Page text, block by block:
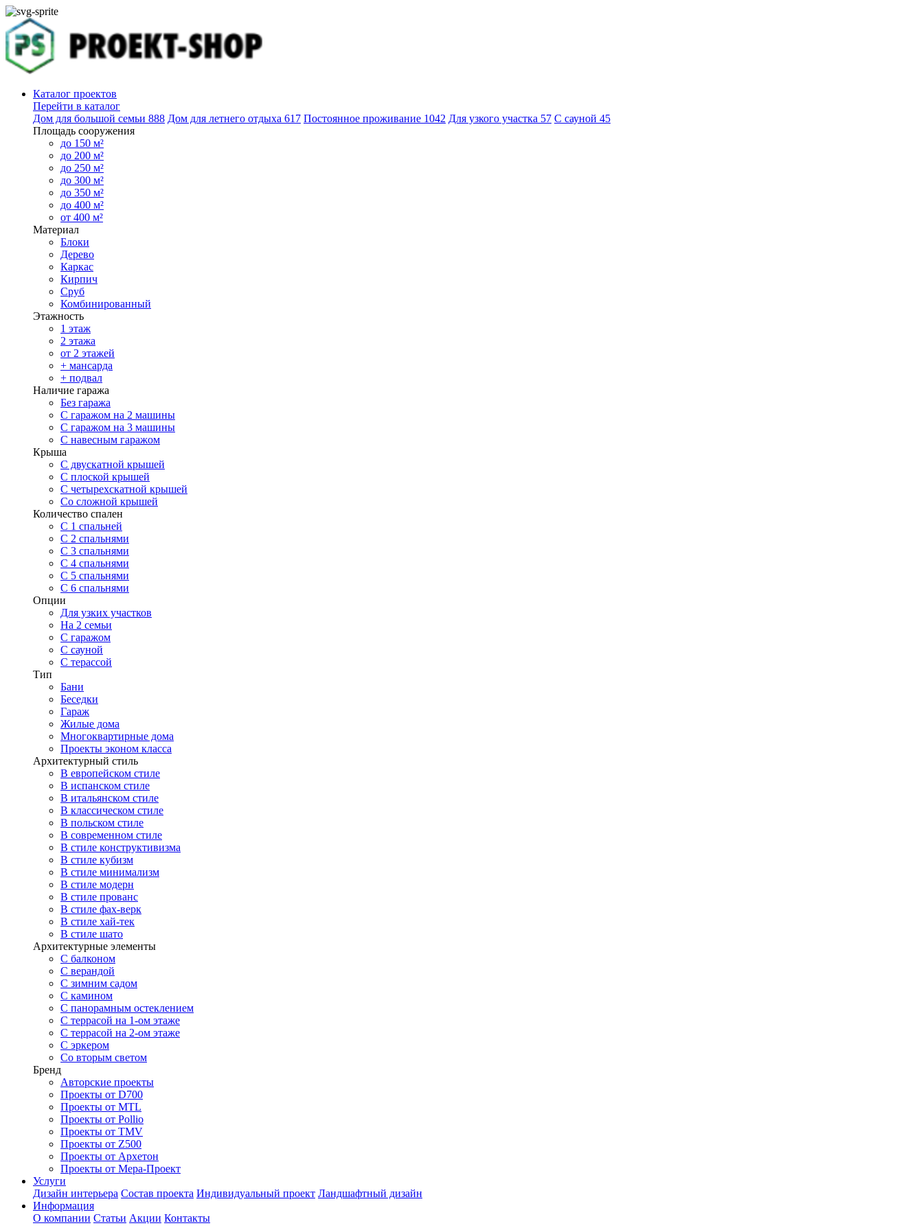
Каталог проектов
Перейти в каталог
Дом для большой семьи 888 Дом для летнего отдыха 617 Постоянное проживание 1042 Для узкого участка 57 С сауной 45
Площадь сооружения
до 150 м²
до 200 м²
до 250 м²
до 300 м²
до 350 м²
до 400 м²
от 400 м²
Материал
Блоки
Дерево
Каркас
Кирпич
Сруб
Комбинированный
Этажность
1 этаж
2 этажа
от 2 этажей
+ мансарда
+ подвал
Наличие гаража
Без гаража
С гаражом на 2 машины
С гаражом на 3 машины
С навесным гаражом
Крыша
С двускатной крышей
С плоской крышей
С четырехскатной крышей
Со сложной крышей
Количество спален
С 1 спальней
С 2 спальнями
С 3 спальнями
С 4 спальнями
С 5 спальнями
С 6 спальнями
Опции
Для узких участков
На 2 семьи
С гаражом
С сауной
С терассой
Тип
Бани
Беседки
Гараж
Жилые дома
Многоквартирные дома
Проекты эконом класса
Архитектурный стиль
В европейском стиле
В испанском стиле
В итальянском стиле
В классическом стиле
В польском стиле
В современном стиле
В стиле конструктивизма
В стиле кубизм
В стиле минимализм
В стиле модерн
В стиле прованс
В стиле фах-верк
В стиле хай-тек
В стиле шато
Архитектурные элементы
С балконом
С верандой
С зимним садом
С камином
С панорамным остеклением
С террасой на 1-ом этаже
С террасой на 2-ом этаже
С эркером
Со вторым светом
Бренд
Авторские проекты
Проекты от D700
Проекты от MTL
Проекты от Pollio
Проекты от TMV
Проекты от Z500
Проекты от Архетон
Проекты от Мера-Проект
Услуги
Дизайн интерьера Состав проекта Индивидуальный проект Ландшафтный дизайн
Информация
О компании Статьи Акции Контакты